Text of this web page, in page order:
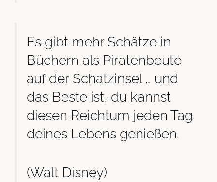
Es gibt mehr Schätze in
Büchern als Piratenbeute
auf der Schatzinsel … und
das Beste ist, du kannst
diesen Reichtum jeden Tag
deines Lebens genießen.
(Walt Disney)